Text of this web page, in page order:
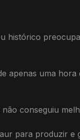
histórico
apenas uma hora
conseguiu
para produzir e